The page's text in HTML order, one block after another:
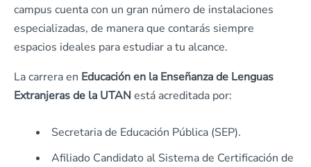
campus cuenta con un gran número de instalaciones
especializadas, de manera que contarás siempre
espacios ideales para estudiar a tu alcance.
La carrera en Educación en la Enseñanza de Lenguas
Extranjeras de la UTAN está acreditada por:
Secretaria de Educación Pública (SEP).
Afiliado Candidato al Sistema de Certificación de